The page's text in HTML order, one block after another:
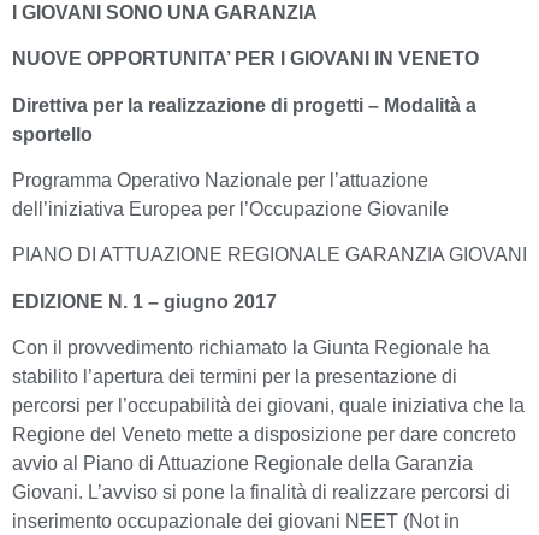
GIOVANI SONO UNA GARANZIA
NUOVE OPPORTUNITA’ PER I GIOVANI IN VENETO
Direttiva per la realizzazione di progetti – Modalità a
sportello
Programma Operativo Nazionale per l’attuazione
dell’iniziativa Europea per l’Occupazione Giovanile
PIANO DI ATTUAZIONE REGIONALE GARANZIA GIOVANI
EDIZIONE N. 1 – giugno 2017
Con il provvedimento richiamato la Giunta Regionale ha
stabilito l’apertura dei termini per la presentazione di
percorsi per l’occupabilità dei giovani, quale iniziativa che la
Regione del Veneto mette a disposizione per dare concreto
avvio al Piano di Attuazione Regionale della Garanzia
Giovani. L’avviso si pone la finalità di realizzare percorsi di
inserimento occupazionale dei giovani NEET (Not in